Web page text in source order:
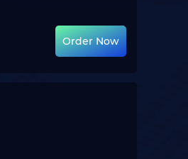
Order Now